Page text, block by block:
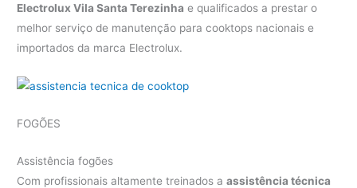
Electrolux Vila Santa Terezinha e qualificados a prestar o
melhor serviço de manutenção para cooktops nacionais e
importados da marca Electrolux.
FOGÕES
Assistência fogões
Com profissionais altamente treinados aassistência técnica